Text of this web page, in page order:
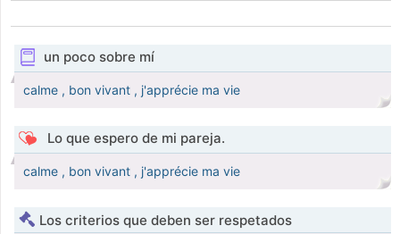
un poco sobre mí
calme , bon vivant , j'apprécie ma vie
Lo que espero de mi pareja.
calme , bon vivant , j'apprécie ma vie
Los criterios que deben ser respetados